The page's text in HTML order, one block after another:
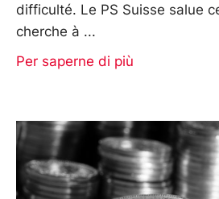
difficulté. Le PS Suisse salue
cherche à
Per saperne di più